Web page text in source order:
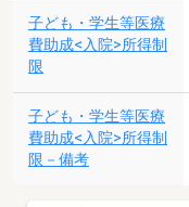
子ども・学生等医療
費助成<入院>所得制
限
子ども・学生等医療
費助成<入院>所得制
限－備考